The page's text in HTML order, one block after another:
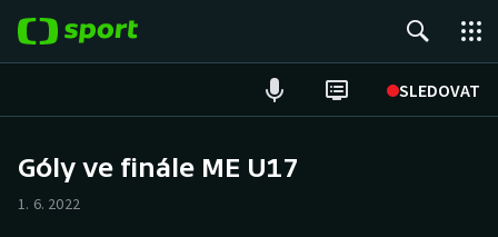
SLEDOVAT
Hokej
Góly ve finále ME U17
1. 6. 2022